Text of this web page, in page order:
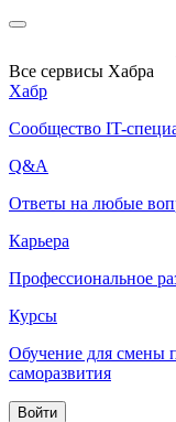
Все сервисы Хабра
Хабр
Сообщество IT-
Q&A
Ответы на любые
Карьера
Профессиональное
Курсы
Обучение для смены
саморазвития
Войти